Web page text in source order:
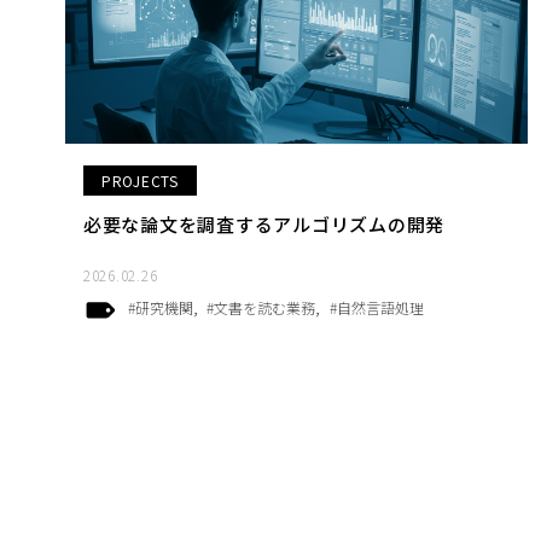
PROJECTS
必要な論文を調査するアルゴリズムの開発
2026.02.26
#研究機関
#文書を読む業務 #自然言語処理